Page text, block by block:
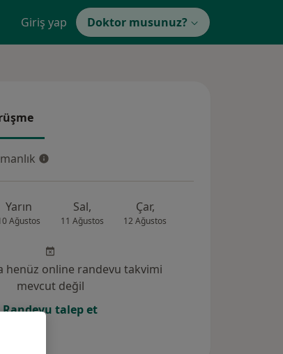
Giriş yap Doktor musunuz?
Yarın
Ağustos
Sal,
11 Ağustos
Çar,
12 Ağustos
henüz online randevu takvimi
mevcut değil
Randevu talep et